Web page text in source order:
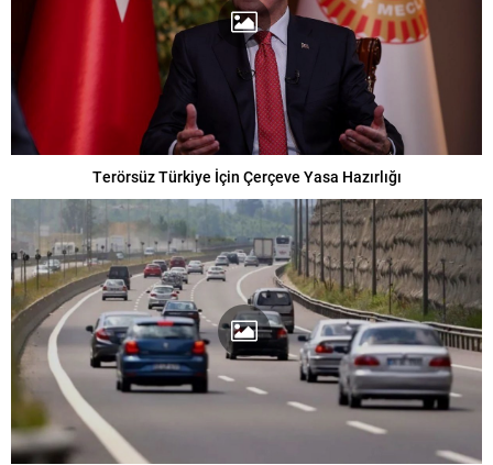
Terörsüz Türkiye İçin Çerçeve Yasa Hazırlığı